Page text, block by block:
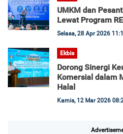
UMKM dan
Lewat Program
Selasa, 28 Apr 2026
Ekbis
Dorong Sinergi
Komersial dalam
Halal
Kamis, 12 Mar 2026